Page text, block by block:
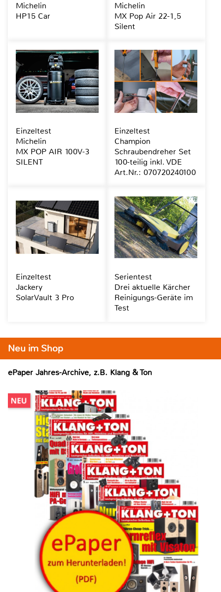
Neu im Shop
ePaper Jahres-Archive, z.B. Klang & Ton
Michelin
HP15 Car
Michelin
MX Pop Air 22-1,5
Silent
Einzeltest
Michelin
MX POP AIR 100V-3
SILENT
Einzeltest
Champion
Schraubendreher Set
100-teilig inkl. VDE
Art.Nr.: 070720240100
Einzeltest
Jackery
SolarVault 3 Pro
Serientest
Drei aktuelle Kärcher
Reinigungs-Geräte im
Test